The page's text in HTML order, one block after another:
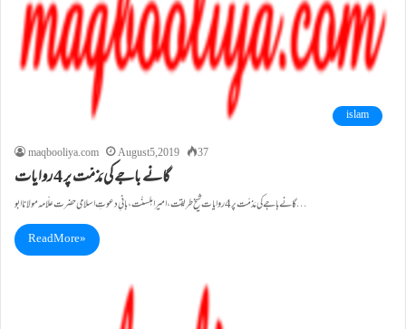
islam
maqbooliya.com
August 5, 2019 37
گانے باجے کی مَذمّت پر 4 روایات
گانے باجے کی مَذمّت پر 4 روایات شیخ طریقت ، امیر اہلسنّت ، بانیِ دعوتِ اسلامی حضرت علّامہ مولانا ابو…
Read More »